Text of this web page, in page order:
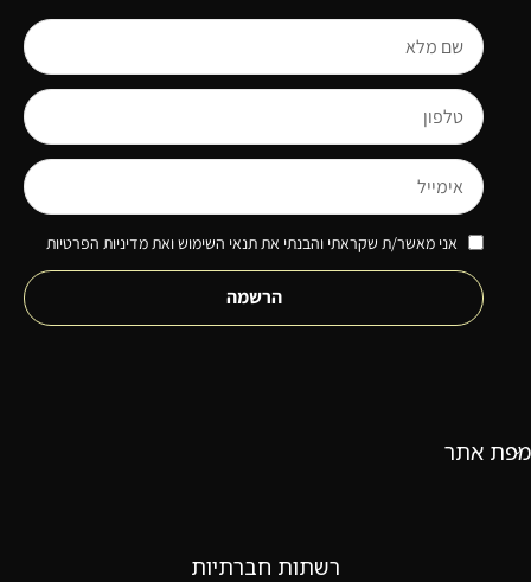
אני מאשר/ת שקראתי והבנתי את תנאי השימוש ואת מדיניות הפרטיות
הרשמה
מפת אתר
רשתות חברתיות